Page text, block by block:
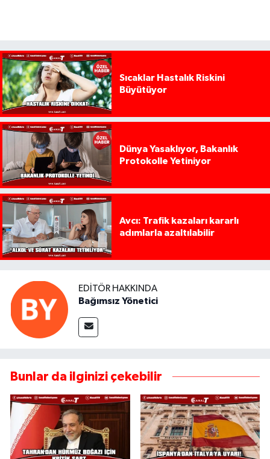
Sıcaklar Hastalık Riskini
Büyütüyor
Dünya Yasaklıyor, Bakanlık
Protokolle Yetiniyor
Avcı: Trafik kazaları kararlı
adımlarla azaltılabilir
EDITÖR HAKKINDA
Bağımsız Yönetici
Bunlar da ilginizi çekebilir